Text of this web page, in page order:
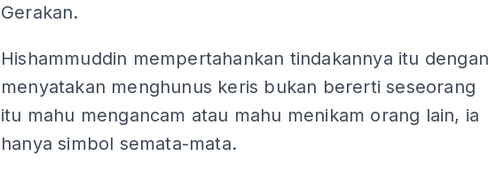
Gerakan.
Hishammuddin mempertahankan tindakannya itu
menyatakan menghunus keris bukan bererti seseorang
itu mahu mengancam atau mahu menikam orang lain, ia
hanya simbol semata-mata.